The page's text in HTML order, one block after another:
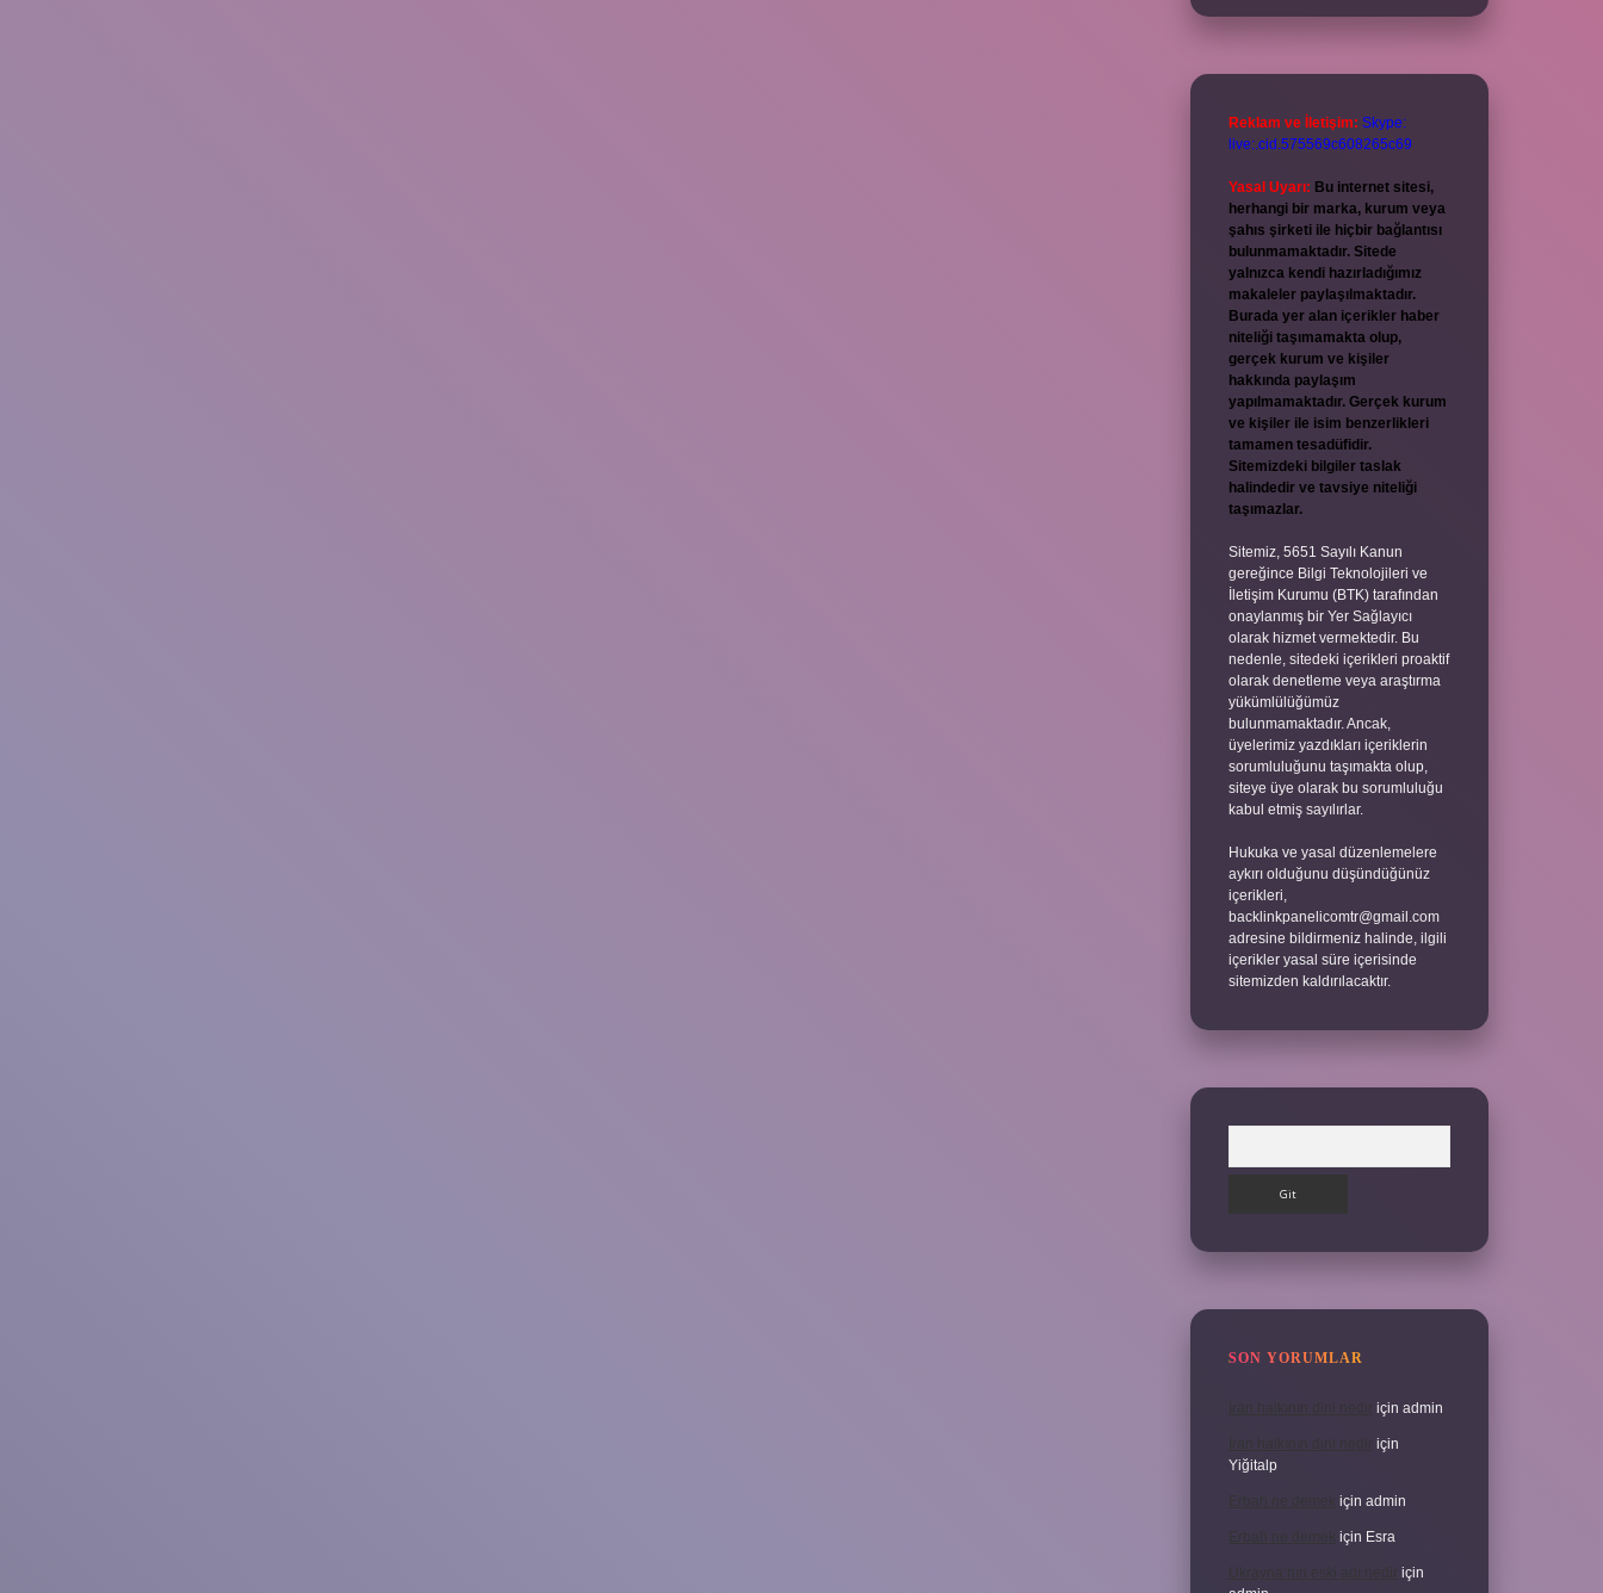
Reklam ve İletişim: Skype:
live:.cid.575569c608265c69
Yasal Uyarı: Bu internet sitesi,
herhangi bir marka, kurum veya
şahıs şirketi ile hiçbir bağlantısı
bulunmamaktadır. Sitede
yalnızca kendi hazırladığımız
makaleler paylaşılmaktadır.
Burada yer alan içerikler haber
niteliği taşımamakta olup,
gerçek kurum ve kişiler
hakkında paylaşım
yapılmamaktadır. Gerçek kurum
ve kişiler ile isim benzerlikleri
tamamen tesadüfidir.
Sitemizdeki bilgiler taslak
halindedir ve tavsiye niteliği
taşımazlar.
Sitemiz, 5651 Sayılı Kanun
gereğince Bilgi Teknolojileri ve
İletişim Kurumu (BTK) tarafından
onaylanmış bir Yer Sağlayıcı
olarak hizmet vermektedir. Bu
nedenle, sitedeki içerikleri proaktif
olarak denetleme veya araştırma
yükümlülüğümüz
bulunmamaktadır. Ancak,
üyelerimiz yazdıkları içeriklerin
sorumluluğunu taşımakta olup,
siteye üye olarak bu sorumluluğu
kabul etmiş sayılırlar.
Hukuka ve yasal düzenlemelere
aykırı olduğunu düşündüğünüz
içerikleri,
backlinkpanelicomtr@gmail.com
adresine bildirmeniz halinde, ilgili
içerikler yasal süre içerisinde
sitemizden kaldırılacaktır.
SON YORUMLAR
için admin
İran halkının dini nedir
için
Yiğitalp
Erbah ne demek için admin
Erbah ne demek için Esra
Ukrayna’nın eski adı nedir
için